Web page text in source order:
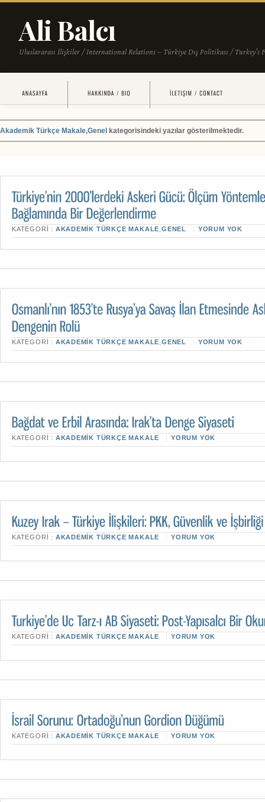
Akademik Türkçe Makale,Genel kategorisindeki yazılar gösterilmektedir.
KATEGORI : AKADEMIK TÜRKÇE MAKALE,GENEL YORUM YOK
KATEGORI : AKADEMIK TÜRKÇE MAKALE GENEL YORUM YOK
KATEGORI : AKADEMIK TÜRKÇE MAKALE YORUM YOK
KATEGORI : AKADEMIK TÜRKÇE MAKALE YORUM YOK
KATEGORI : AKADEMIK TÜRKÇE MAKALE YORUM YOK
KATEGORI : AKADEMIK TÜRKÇE MAKALE YORUM YOK